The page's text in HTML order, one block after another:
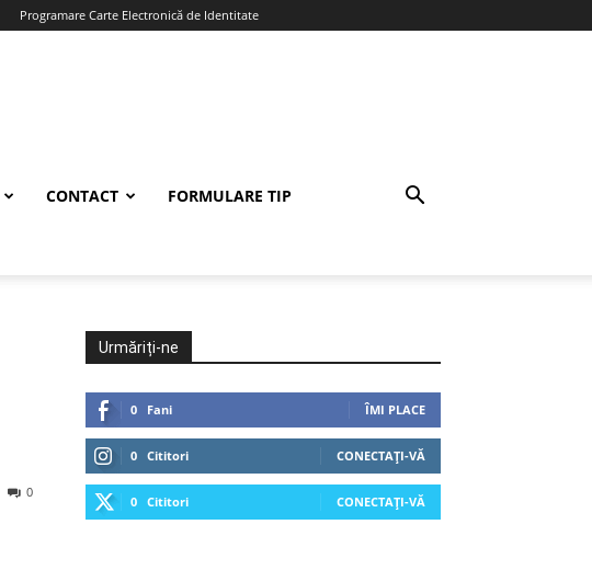
Programare Carte Electronică de Identitate
CONTACT FORMULARE TIP
0
Urmăriți-ne
0 Fani ÎMI PLACE
0 Cititori CONECTAȚI-VĂ
0 Cititori CONECTAȚI-VĂ